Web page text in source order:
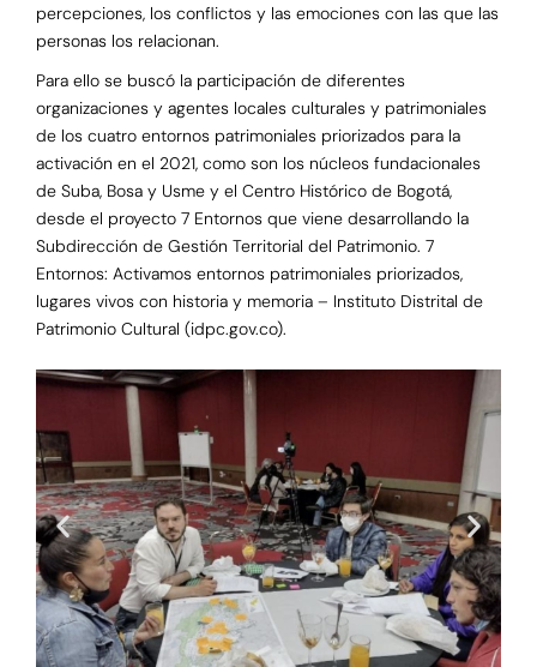
percepciones, los conflictos y las emociones con las que las
personas los relacionan.
Para ello se buscó la participación de diferentes
organizaciones y agentes locales culturales y patrimoniales
de los cuatro entornos patrimoniales priorizados para la
activación en el 2021, como son los núcleos fundacionales
de Suba, Bosa y Usme y el Centro Histórico de Bogotá,
desde el proyecto 7 Entornos que viene desarrollando la
Subdirección de Gestión Territorial del Patrimonio. 7
Entornos: Activamos entornos patrimoniales priorizados,
lugares vivos con historia y memoria – Instituto Distrital de
Patrimonio Cultural (idpc.gov.co).